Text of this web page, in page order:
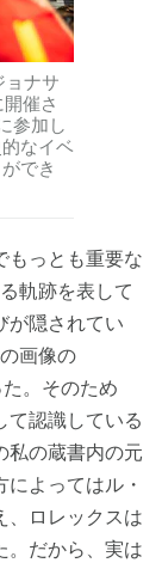
ョナサ
催さ
参加し
なイベ
でき
っとも重要な
軌跡を表して
が隠されてい
画像の
た。そのため
て認識している
私の蔵書内の元
よってはル・
、ロレックスは
。だから、実は